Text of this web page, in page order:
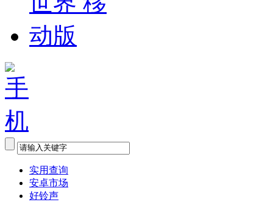
实用查询
安卓市场
好铃声